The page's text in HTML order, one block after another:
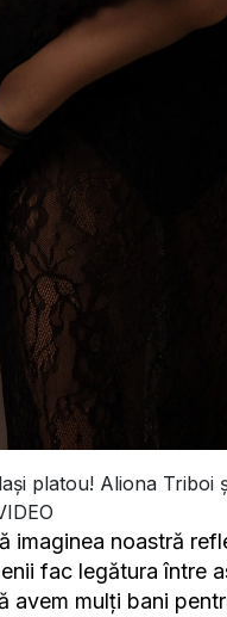
platou! Aliona Triboi
imaginea noastră
fac legătura între
avem mulți bani